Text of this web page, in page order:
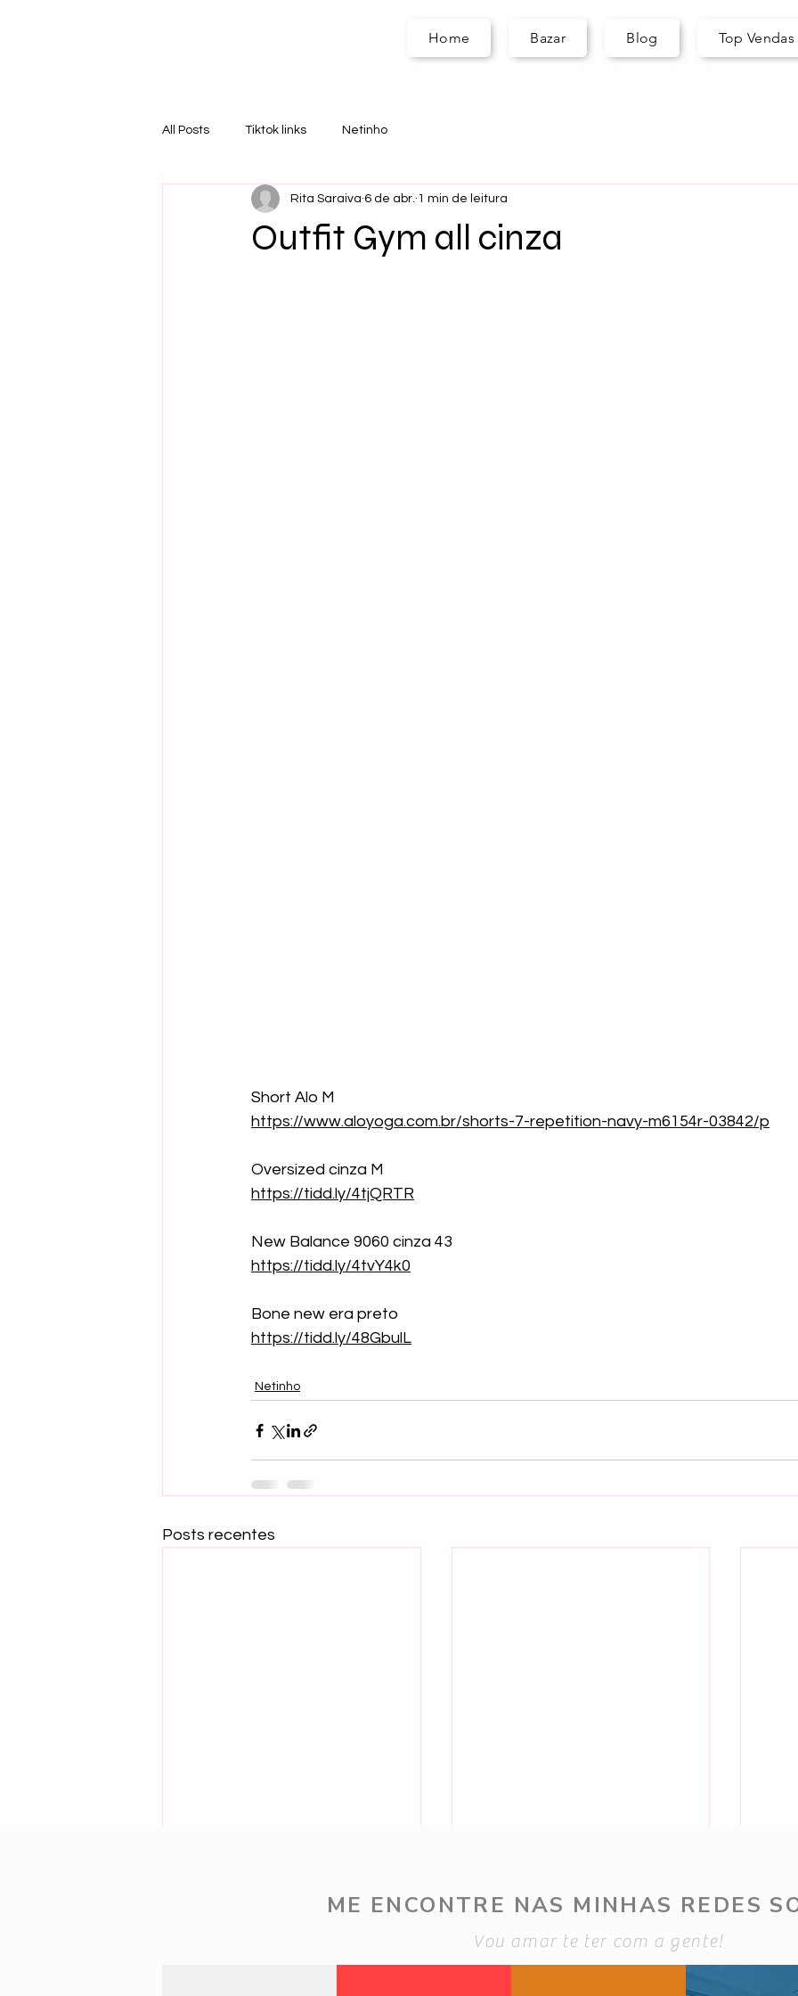
AS
Home Bazar Blog Top Vendas
All Posts Tiktok links Netinho
Outfit Gym all cinza
Rita Saraiva 6 de abr. 1 min de leitura
Short Alo M
https://www.aloyoga.com.br/shorts-7-repetition-navy-m6154r-03842/p
Oversized cinza M
https://tidd.ly/4tjQRTR
New Balance 9060 cinza 43
https://tidd.ly/4tvY4k0
Bone new era preto
https://tidd.ly/48GbulL
Netinho
Posts recentes
ME ENCONTRE NAS MINHAS REDES
Vou amar te ter com a gente!